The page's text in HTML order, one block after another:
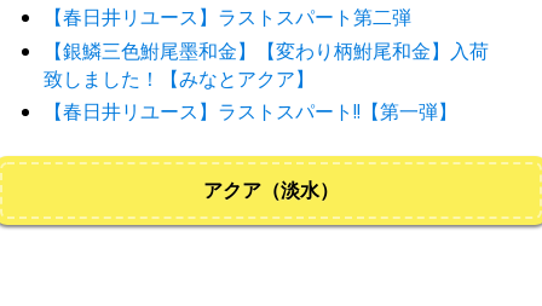
【春日井リユース】ラストスパート第二弾
【銀鱗三色鮒尾墨和金】【変わり柄鮒尾和金】入荷
致しました！【みなとアクア】
【春日井リユース】ラストスパート!!【第一弾】
アクア（淡水）